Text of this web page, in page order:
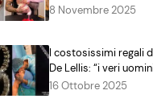
8 Novembre 2025
I costosissimi regali
De Lellis: “i veri
16 Ottobre 2025